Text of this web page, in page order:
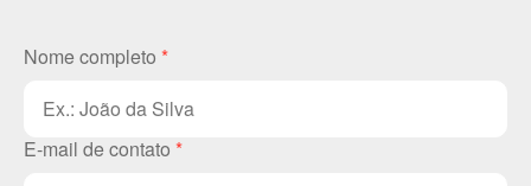
Nome completo *
E-mail de contato *